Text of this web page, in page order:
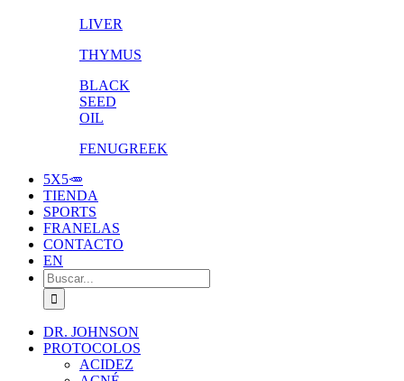
LIVER
THYMUS
BLACK
SEED
OIL
FENUGREEK
5X5🥕
TIENDA
SPORTS
FRANELAS
CONTACTO
EN
Buscar:
DR. JOHNSON
PROTOCOLOS
ACIDEZ